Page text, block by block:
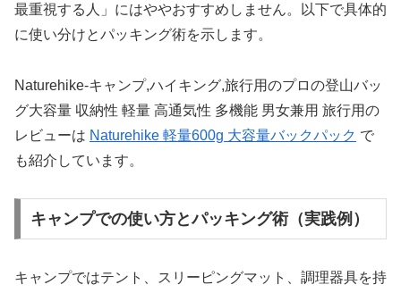
最重視する人」にはややおすすめしません。以下で具体的
に使い分けとパッキング術を示します。
Naturehike-キャンプ,ハイキング,旅行用のプロの登山バッ
グ大容量 収納性 軽量 高通気性 多機能 男女兼用 旅行用の
レビューは Naturehike 軽量600g 大容量バックパック で
も紹介しています。
キャンプでの使い方とパッキング術（実践例）
キャンプではテント、スリーピングマット、調理器具を持